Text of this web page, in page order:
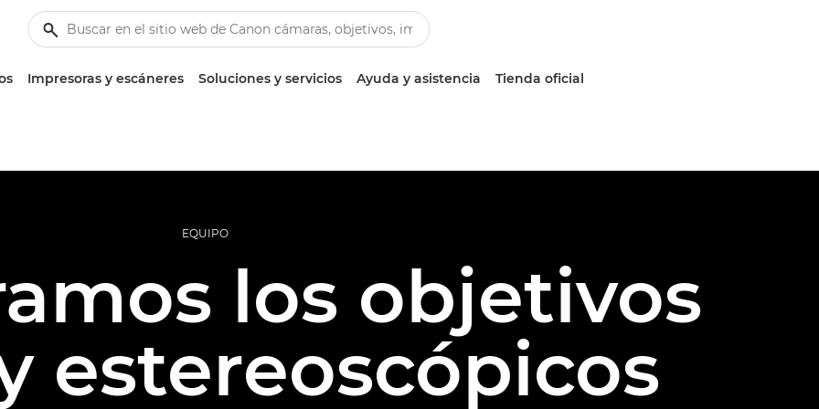
Impresoras y escáneres Soluciones y servicios Ayuda y asistencia Tienda oficial
EQUIPO
los objetivos
estereoscópicos